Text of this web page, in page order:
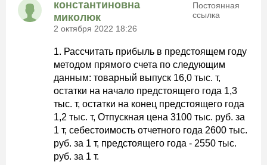
константиновна
миколюк
2 октября 2022 18:26
Постоянная
ссылка
1. Рассчитать прибыль в предстоящем году
методом прямого счета по следующим
данным: товарный выпуск 16,0 тыс. т,
остатки на начало предстоящего года 1,3
тыс. т, остатки на конец предстоящего года
1,2 тыс. т, Отпускная цена 3100 тыс. руб. за
1 т, себестоимость отчетного года 2600 тыс.
руб. за 1 т, предстоящего года - 2550 тыс.
руб. за 1 т.